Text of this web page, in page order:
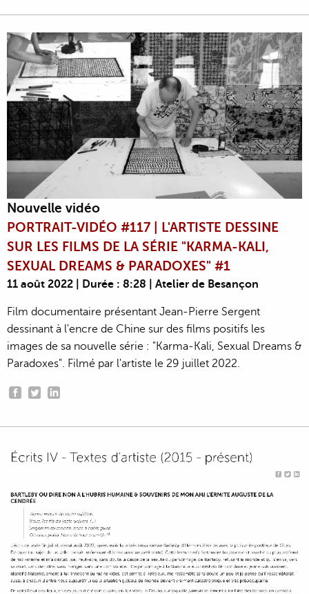
Nouvelle vidéo
PORTRAIT-VIDÉO #117 | L'ARTISTE DESSINE
SUR LES FILMS DE LA SÉRIE "KARMA-KALI,
SEXUAL DREAMS & PARADOXES" #1
11 août 2022 | Durée : 8:28 | Atelier de Besançon
Film documentaire présentant Jean-Pierre Sergent
dessinant à l'encre de Chine sur des films positifs les
images de sa nouvelle série : "Karma-Kali, Sexual Dreams &
Paradoxes". Filmé par l'artiste le 29 juillet 2022.